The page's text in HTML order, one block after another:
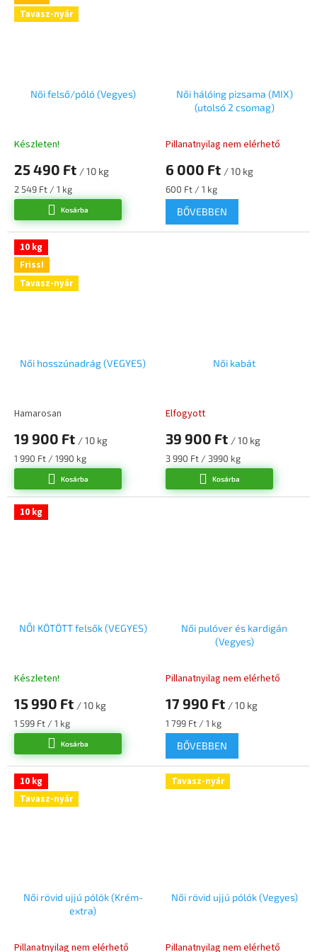
Tavasz-nyár
Női felső/póló (Vegyes)
Készleten!
25 490 Ft / 10 kg
Egységár:
2 549 Ft / 1 kg
Kosárba
Női hálóing pizsama (MIX)
(utolsó 2 csomag)
Pillanatnyilag nem elérhető
6 000 Ft / 10 kg
Egységár:
600 Ft / 1 kg
BŐVEBBEN
10 kg
Friss!
Tavasz-nyár
Női hosszúnadrág (VEGYES)
Hamarosan
19 900 Ft / 10 kg
Egységár:
1 990 Ft / 1990 kg
Kosárba
Női kabát
Elfogyott
39 900 Ft / 10 kg
Egységár:
3 990 Ft / 3990 kg
Kosárba
10 kg
NŐI KÖTÖTT felsők (VEGYES)
Készleten!
15 990 Ft / 10 kg
Egységár:
1 599 Ft / 1 kg
Kosárba
Női pulóver és kardigán
(Vegyes)
Pillanatnyilag nem elérhető
17 990 Ft / 10 kg
Egységár:
1 799 Ft / 1 kg
BŐVEBBEN
10 kg
Tavasz-nyár
Női rövid ujjú pólók (Krém-
extra)
Pillanatnyilag nem elérhető
Tavasz-nyár
Női rövid ujjú pólók (Vegyes)
Pillanatnyilag nem elérhető